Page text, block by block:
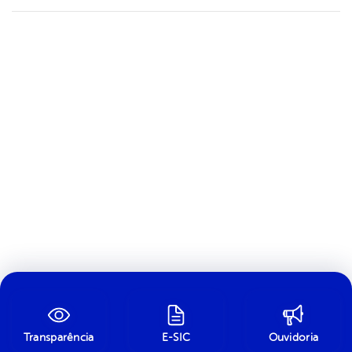
Transparência E-SIC Ouvidoria